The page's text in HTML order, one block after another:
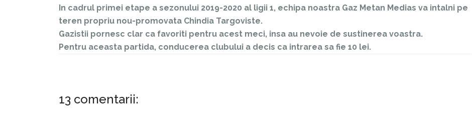
In cadrul primei etape a sezonului 2019-2020 al ligii 1, echipa noastra Gaz Metan Medias va intalni pe
teren propriu nou-promovata Chindia Targoviste.
Gazistii pornesc clar ca favoriti pentru acest meci, insa au nevoie de sustinerea voastra.
Pentru aceasta partida, conducerea clubului a decis ca intrarea sa fie 10 lei.
13 comentarii: